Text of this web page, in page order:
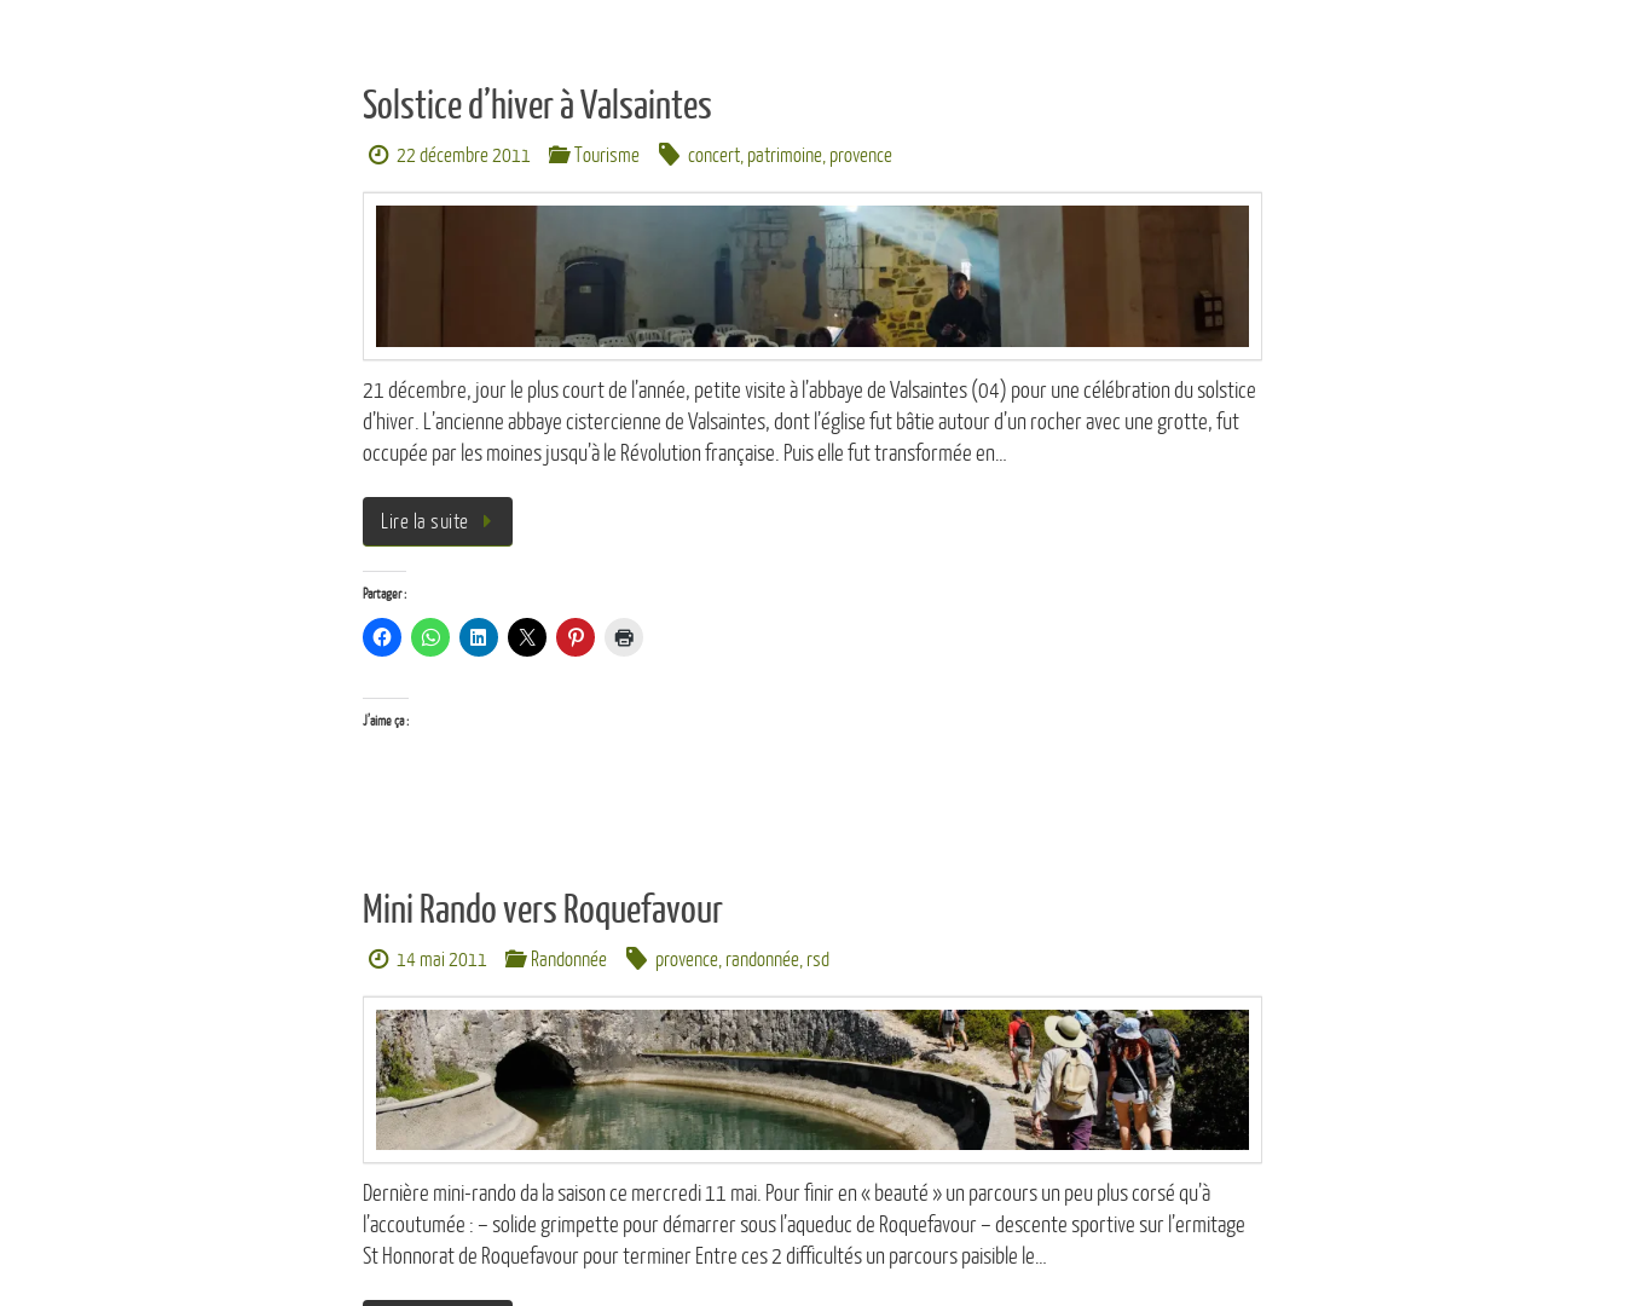
Solstice d’hiver à Valsaintes
22 décembre 2011 Tourisme concert, patrimoine, provence
21 décembre, jour le plus court de l’année, petite visite à l’abbaye de Valsaintes (04) pour une célébration du solstice
d’hiver. L’ancienne abbaye cistercienne de Valsaintes, dont l’église fut bâtie autour d’un rocher avec une grotte, fut
occupée par les moines jusqu’à le Révolution française. Puis elle fut transformée en…
Lire la suite
Partager :
J’aime ça :
Mini Rando vers Roquefavour
14 mai 2011 Randonnée provence, randonnée, rsd
Dernière mini-rando da la saison ce mercredi 11 mai. Pour finir en « beauté » un parcours un peu plus corsé qu’à
l’accoutumée : – solide grimpette pour démarrer sous l’aqueduc de Roquefavour – descente sportive sur l’ermitage
St Honnorat de Roquefavour pour terminer Entre ces 2 difficultés un parcours paisible le…